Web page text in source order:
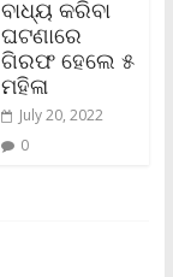
ବାଧ୍ୟ କରିବା
ଘଟଣାରେ
ଗିରଫ ହେଲେ ୫
ମହିଳା
July 20, 2022
0